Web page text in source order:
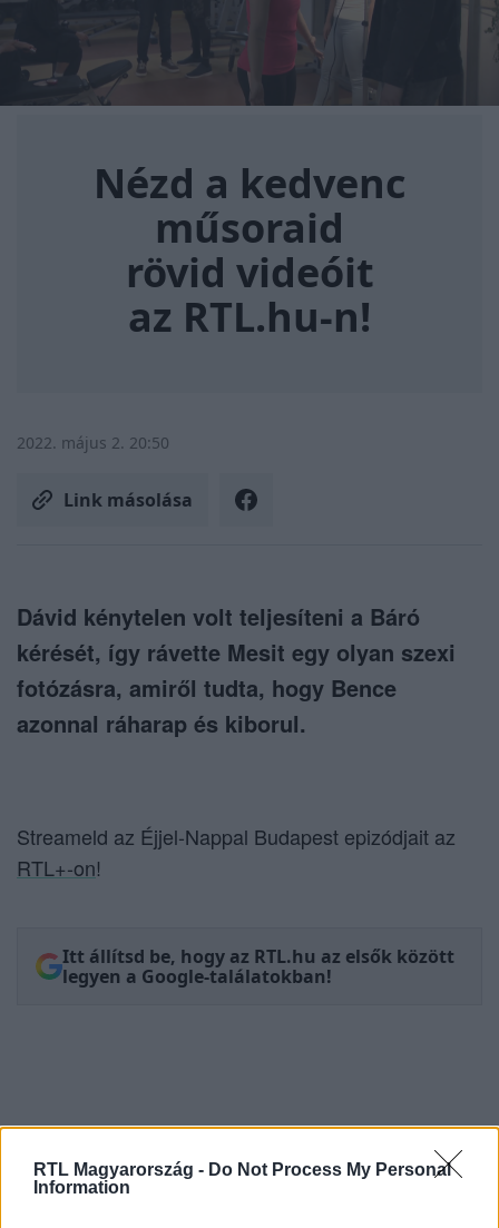
RTL Magyarország - Do Not Process My Personal
Information
Nézd a kedvenc
műsoraid
rövid videóit
az RTL.hu-n!
2022. május 2. 20:50
Link másolása
Dávid kénytelen volt teljesíteni a Báró
kérését, így rávette Mesit egy olyan szexi
fotózásra, amiről tudta, hogy Bence
azonnal ráharap és kiborul.
Streameld az Éjjel-Nappal Budapest epizódjait az
RTL+-on!
Itt állítsd be, hogy az RTL.hu az elsők között
legyen a Google-találatokban!